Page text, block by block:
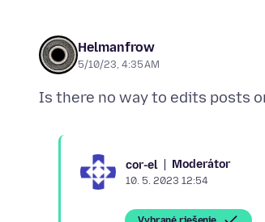
Helmanfrow
5/10/23, 4:35 AM
cor-el Moderátor
10. 5. 2023 12:54